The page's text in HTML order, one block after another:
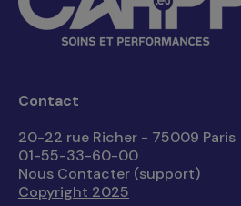
Contact
20-22 rue Richer - 75009 Paris
01-55-33-60-00
Nous Contacter (support)
Copyright 2025